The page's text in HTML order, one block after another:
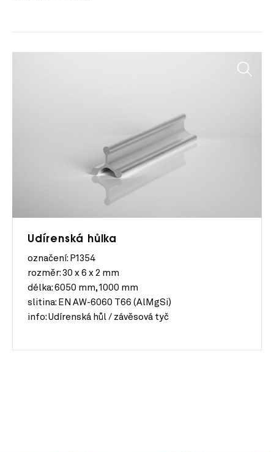
Udírenská hůlka
označení: P1354
rozměr: 30 x 6 x 2 mm
délka: 6050 mm, 1000 mm
slitina: EN AW-6060 T66 (AlMgSi)
info: Udírenská hůl / závěsová tyč